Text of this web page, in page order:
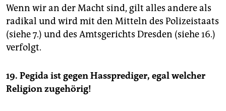
Wenn wir an der Macht sind, gilt alles andere als
radikal und wird mit den Mitteln des Polizeistaats
(siehe 7.) und des Amtsgerichts Dresden (siehe 16.)
verfolgt.
19. Pegida ist gegen Hassprediger, egal welcher
Religion zugehörig!